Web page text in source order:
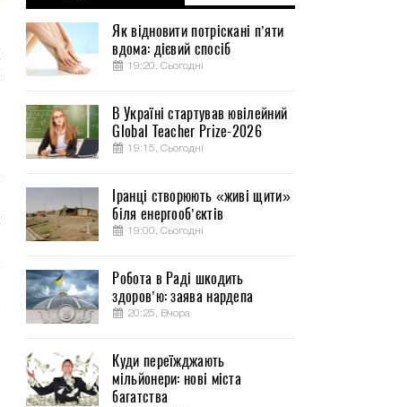
Як відновити потріскані п’яти
вдома: дієвий спосіб
19:20, Сьогодні
В Україні стартував ювілейний
Global Teacher Prize-2026
19:15, Сьогодні
Іранці створюють «живі щити»
біля енергооб’єктів
19:00, Сьогодні
Робота в Раді шкодить
здоров’ю: заява нардепа
20:25, Вчора
Куди переїжджають
мільйонери: нові міста
багатства